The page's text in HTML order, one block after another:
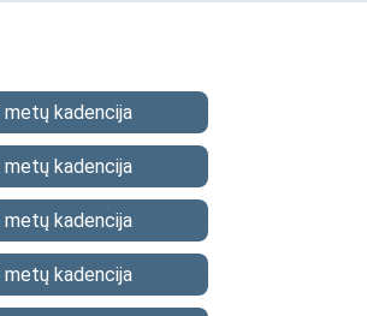
kadencija
kadencija
kadencija
kadencija